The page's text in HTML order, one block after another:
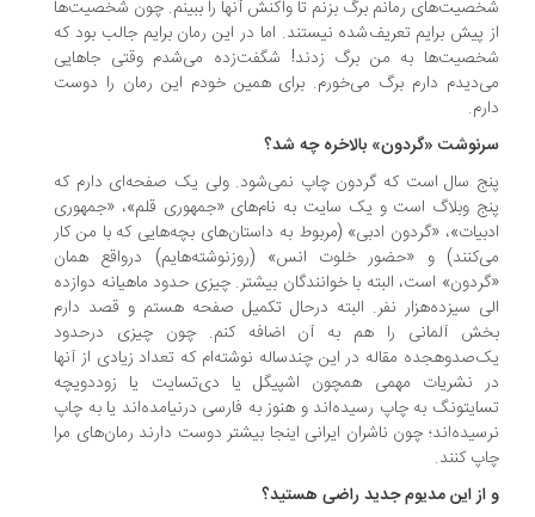
رمانم برگ بزنم تا واکنش آنها را ببینم. چون شخصیت‌ها
پیش برایم تعریف‌شده نیستند. اما در این رمان برایم جالب بود که
به من برگ زدند! شگفت‌زده می‌شدم وقتی جاهایی
دارم برگ می‌خورم. برای همین خودم این رمان را دوست
«گردون» بالاخره چه شد؟
سال است که گردون چاپ نمی‌شود. ولی یک صفحه‌ای دارم که
وبلاگ است و یک سایت به نام‌های «جمهوری قلم»، «جمهوری
«گردون ادبی» (مربوط به داستان‌های بچه‌هایی که با من کار
و «حضور خلوت انس» (روزنوشته‌هایم) درواقع همان
است، البته با خوانندگان بیشتر. چیزی حدود ماهیانه دوازده
سیزده‌هزار نفر. البته درحال تکمیل‌ صفحه هستم و قصد دارم
آلمانی را هم به آن اضافه کنم. چون چیزی درحدود
مقاله در این چندساله نوشته‌ام که تعداد زیادی از آنها
نشریات مهمی همچون اشپیگل یا دی‌تسایت یا زوددویچه
به چاپ رسیده‌اند و هنوز به فارسی درنیامده‌اند یا به چاپ
چون ناشران ایرانی اینجا بیشتر دوست دارند رمان‌های مرا
کنند.
این مدیوم جدید راضی هستید؟